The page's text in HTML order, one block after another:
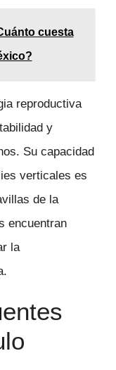
cuesta
reproductiva
y
Su capacidad
verticales es
de la
encuentran
la